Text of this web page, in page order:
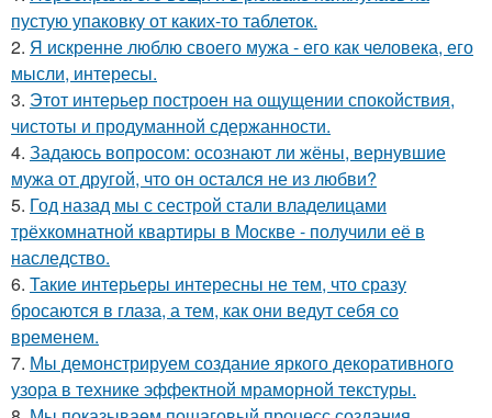
пустую упаковку от каких-то таблеток.
2. Я искренне люблю своего мужа - его как человека, его
мысли, интересы.
3. Этот интерьер построен на ощущении спокойствия,
чистоты и продуманной сдержанности.
4. Задаюсь вопросом: осознают ли жёны, вернувшие
мужа от другой, что он остался не из любви?
5. Год назад мы с сестрой стали владелицами
трёхкомнатной квартиры в Москве - получили её в
наследство.
6. Такие интерьеры интересны не тем, что сразу
бросаются в глаза, а тем, как они ведут себя со
временем.
7. Мы демонстрируем создание яркого декоративного
узора в технике эффектной мраморной текстуры.